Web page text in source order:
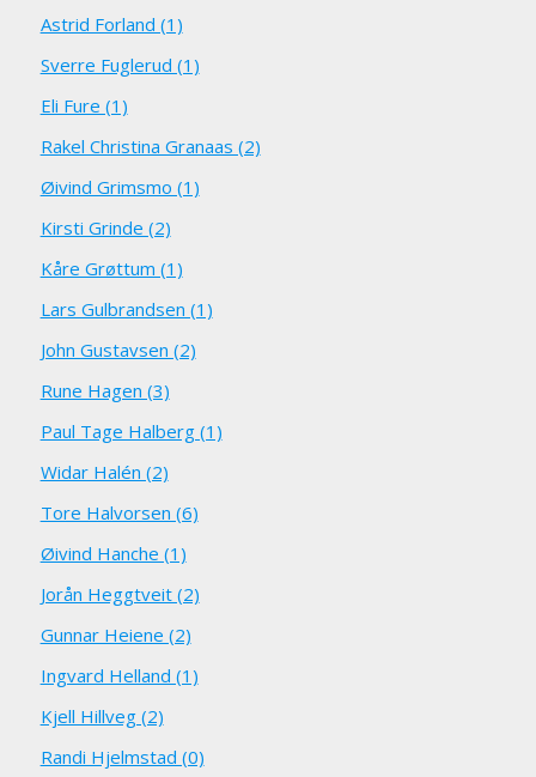
Astrid Forland (1)
Sverre Fuglerud (1)
Eli Fure (1)
Rakel Christina Granaas (2)
Øivind Grimsmo (1)
Kirsti Grinde (2)
Kåre Grøttum (1)
Lars Gulbrandsen (1)
John Gustavsen (2)
Rune Hagen (3)
Paul Tage Halberg (1)
Widar Halén (2)
Tore Halvorsen (6)
Øivind Hanche (1)
Jorån Heggtveit (2)
Gunnar Heiene (2)
Ingvard Helland (1)
Kjell Hillveg (2)
Randi Hjelmstad (0)